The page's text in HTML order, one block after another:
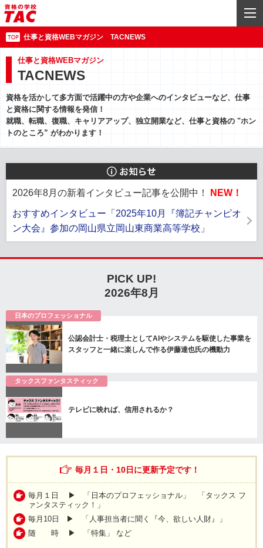
仕事と資格WEBマガジン TACNEWS
仕事と資格WEBマガジン
TACNEWS
資格を活かして多方面で活躍中の方や企業へのインタビューなど、仕事
と資格に関する情報を発信！
就職、転職、復職、キャリアアップ、独立開業など、仕事と資格の "ホン
トのところ” がわかります！
2026年8月の新着インタビュー記事を公開中！ NEW！
おすすめインタビュー「2025年10月『簿記チャンピオ
ン大会』参加の岡山県立岡山東商業高等学校」
PICK UP!
2026年8月
公認会計士・税理士としてAIやシステムを駆使した事業を
スタッフと一緒に楽しんで作る伊藤達也氏の機動力
テレビに映れば、信用されるか？
毎月１日・10日に更新予定です！
毎月１日 ▶ 「日本のプロフェッショナル」 「タックス フ
ァンタスティック！」
毎月10日 ▶ 「人事担当者に聞く『今、欲しい人財』」
随 時 ▶ 「特集」 など